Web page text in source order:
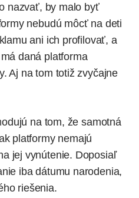
nazvať, by malo byť
nebudú môcť na deti
ani ich profilovať, a
daná platforma
Aj na tom totiž zvyčajne
na tom, že samotná
platformy nemajú
jej vynútenie. Doposiaľ
iba dátumu narodenia,
riešenia.